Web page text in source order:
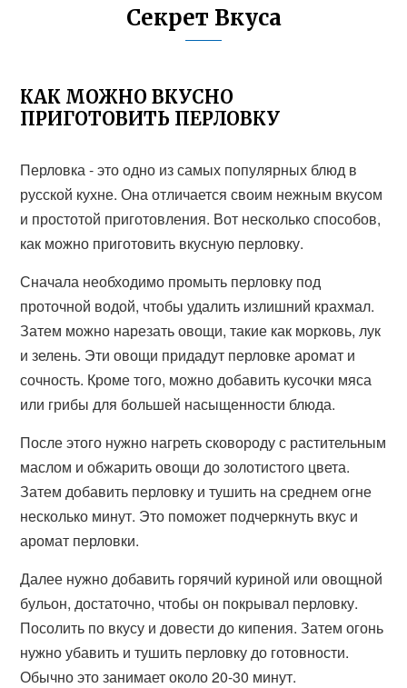
Секрет Вкуса
КАК МОЖНО ВКУСНО
ПРИГОТОВИТЬ ПЕРЛОВКУ
Перловка - это одно из самых популярных блюд в
русской кухне. Она отличается своим нежным вкусом
и простотой приготовления. Вот несколько способов,
как можно приготовить вкусную перловку.
Сначала необходимо промыть перловку под
проточной водой, чтобы удалить излишний крахмал.
Затем можно нарезать овощи, такие как морковь, лук
и зелень. Эти овощи придадут перловке аромат и
сочность. Кроме того, можно добавить кусочки мяса
или грибы для большей насыщенности блюда.
После этого нужно нагреть сковороду с растительным
маслом и обжарить овощи до золотистого цвета.
Затем добавить перловку и тушить на среднем огне
несколько минут. Это поможет подчеркнуть вкус и
аромат перловки.
Далее нужно добавить горячий куриной или овощной
бульон, достаточно, чтобы он покрывал перловку.
Посолить по вкусу и довести до кипения. Затем огонь
нужно убавить и тушить перловку до готовности.
Обычно это занимает около 20-30 минут.